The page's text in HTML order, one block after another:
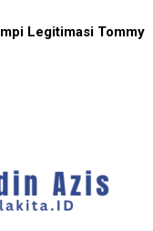
Legitimasi Tommy